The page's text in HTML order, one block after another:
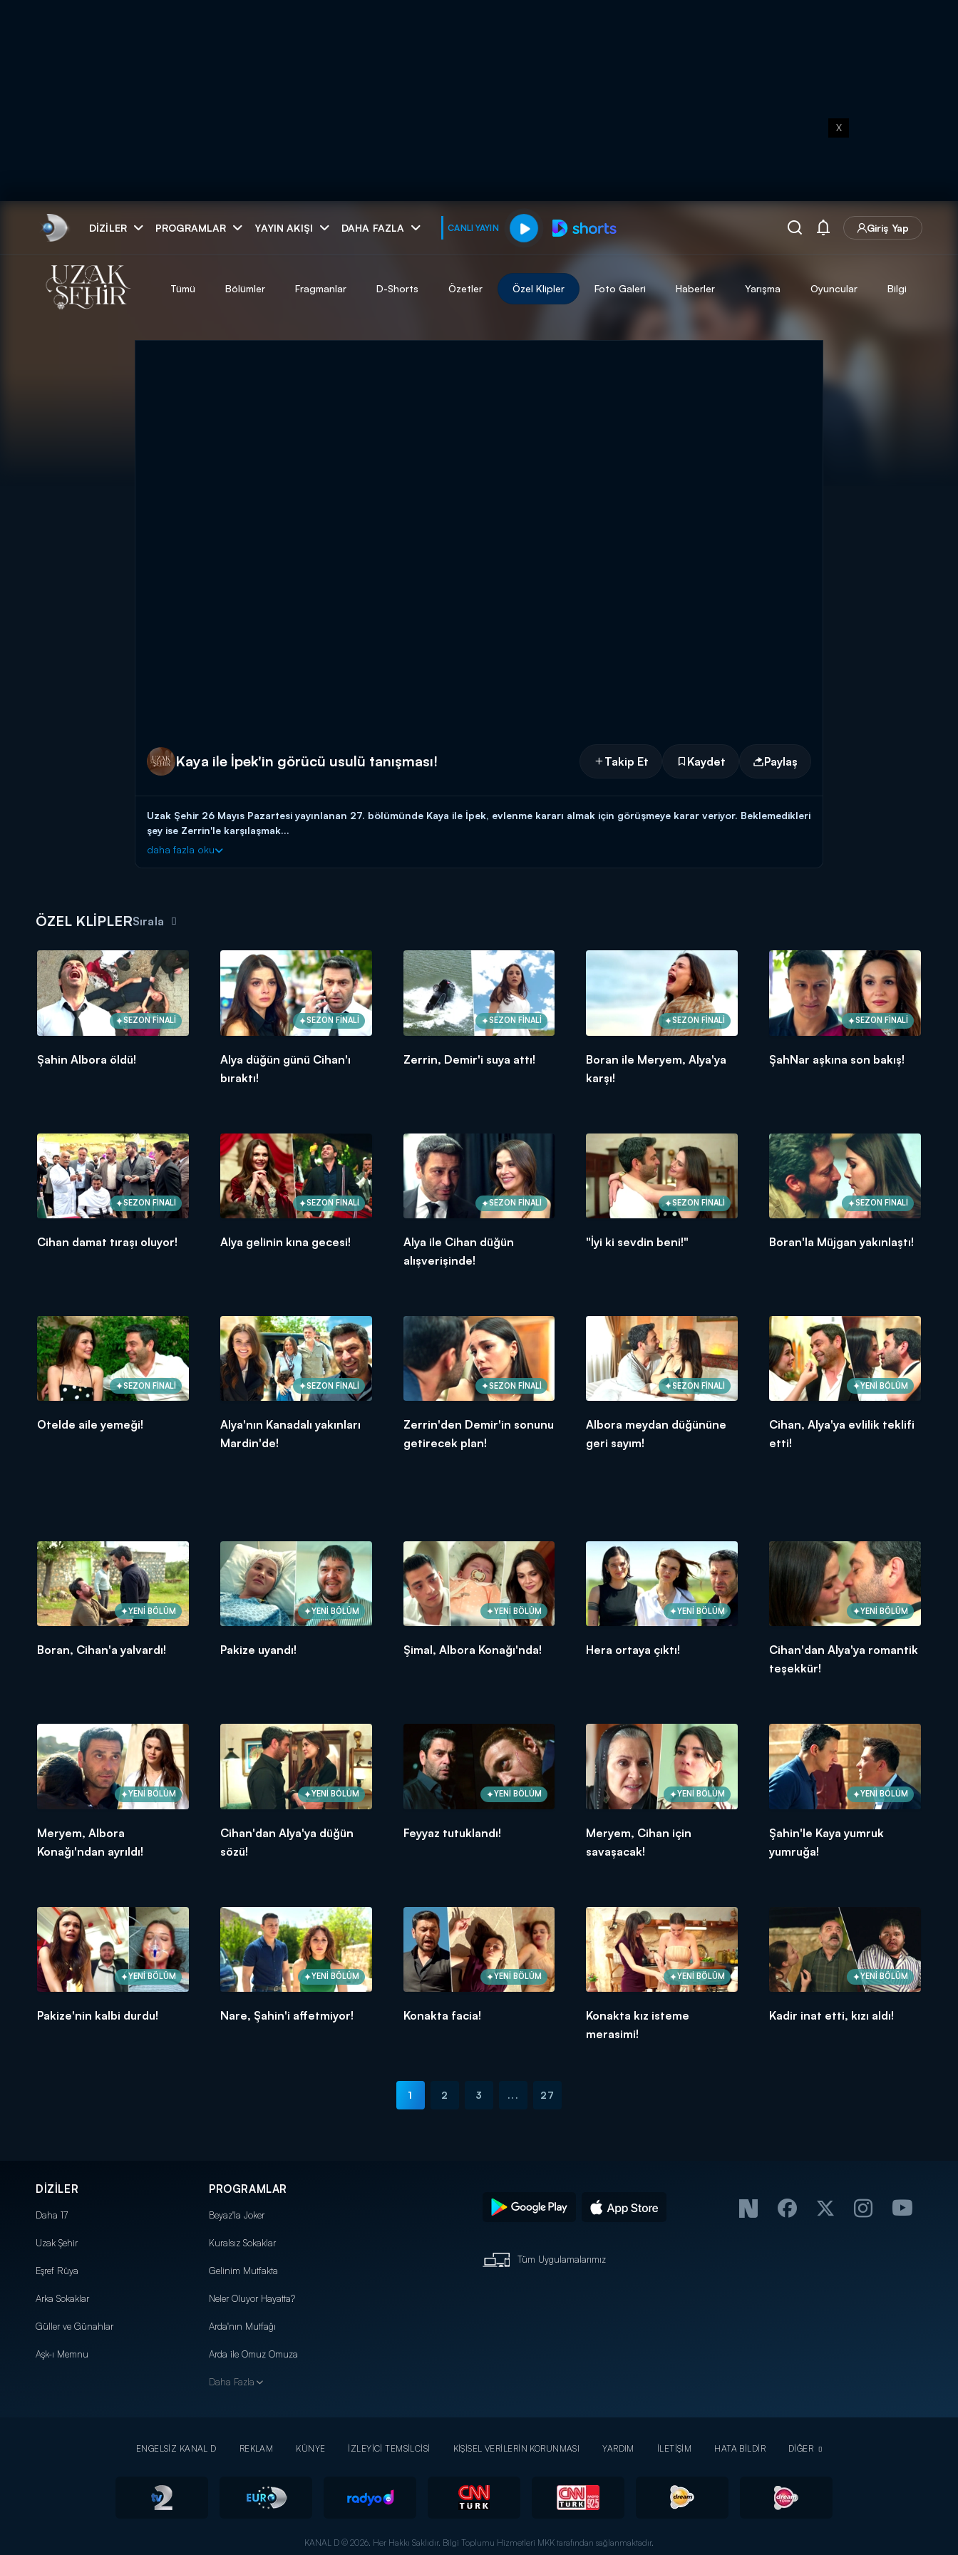
X
DIZILER PROGRAMLAR YAYIN AKIŞI DAHA FAZLA CANLI YAYIN Giriş Yap
muhteşem ikili
Tümü Bölümler Fragmanlar D-Shorts Özetler Özel Klipler Foto Galeri Haberler Yarışma Oyuncular Bilgi
Kaya ile İpek'in görücü usulü tanışması! Takip Et Kaydet Paylaş
Uzak Şehir 26 Mayıs Pazartesi yayınlanan 27. bölümünde Kaya ile İpek, evlenme kararı almak için görüşmeye karar veriyor. Beklemedikleri
şey ise Zerrin'le karşılaşmak...
Uzak Şehir yeni bölümleriyle her Pazartesi 20.00'da Kanal D'de!
daha fazla oku
ÖZEL KLİPLERSırala
SEZON FİNALİ
Şahin Albora öldü!
SEZON FİNALİ
Alya düğün günü Cihan'ı
bıraktı!
SEZON FİNALİ
Zerrin, Demir'i suya attı!
SEZON FİNALİ
Boran ile Meryem, Alya'ya
karşı!
SEZON FİNALİ
ŞahNar aşkına son bakış!
SEZON FİNALİ
Cihan damat tıraşı oluyor!
SEZON FİNALİ
Alya gelinin kına gecesi!
SEZON FİNALİ
Alya ile Cihan düğün
alışverişinde!
SEZON FİNALİ
"İyi ki sevdin beni!"
SEZON FİNALİ
Boran'la Müjgan yakınlaştı!
SEZON FİNALİ
Otelde aile yemeği!
SEZON FİNALİ
Alya'nın Kanadalı yakınları
Mardin'de!
SEZON FİNALİ
Zerrin'den Demir'in sonunu
getirecek plan!
SEZON FİNALİ
Albora meydan düğününe
geri sayım!
YENİ BÖLÜM
Cihan, Alya'ya evlilik teklifi
etti!
YENİ BÖLÜM
Boran, Cihan'a yalvardı!
YENİ BÖLÜM
Pakize uyandı!
YENİ BÖLÜM
Şimal, Albora Konağı'nda!
YENİ BÖLÜM
Hera ortaya çıktı!
YENİ BÖLÜM
Cihan'dan Alya'ya romantik
teşekkür!
YENİ BÖLÜM
Meryem, Albora
Konağı'ndan ayrıldı!
YENİ BÖLÜM
Cihan'dan Alya'ya düğün
sözü!
YENİ BÖLÜM
Feyyaz tutuklandı!
YENİ BÖLÜM
Meryem, Cihan için
savaşacak!
YENİ BÖLÜM
Şahin'le Kaya yumruk
yumruğa!
YENİ BÖLÜM
Pakize'nin kalbi durdu!
YENİ BÖLÜM
Nare, Şahin'i affetmiyor!
YENİ BÖLÜM
Konakta facia!
YENİ BÖLÜM
Konakta kız isteme
merasimi!
YENİ BÖLÜM
Kadir inat etti, kızı aldı!
1 2 3 ... 27
DİZİLER
Daha 17
Uzak Şehir
Eşref Rüya
Arka Sokaklar
Güller ve Günahlar
Aşk-ı Memnu
PROGRAMLAR
Beyaz'la Joker
Kuralsız Sokaklar
Gelinim Mutfakta
Neler Oluyor Hayatta?
Arda'nın Mutfağı
Arda ile Omuz Omuza
Daha Fazla
Tüm Uygulamalarımız
ENGELSİZ KANAL D REKLAM KÜNYE İZLEYİCİ TEMSİLCİSİ KİŞİSEL VERİLERİN KORUNMASI YARDIM İLETİŞİM HATA BİLDİR DİĞER
KANAL D © 2026. Her Hakkı Saklıdır. Bilgi Toplumu Hizmetleri MKK tarafından sağlanmaktadır.